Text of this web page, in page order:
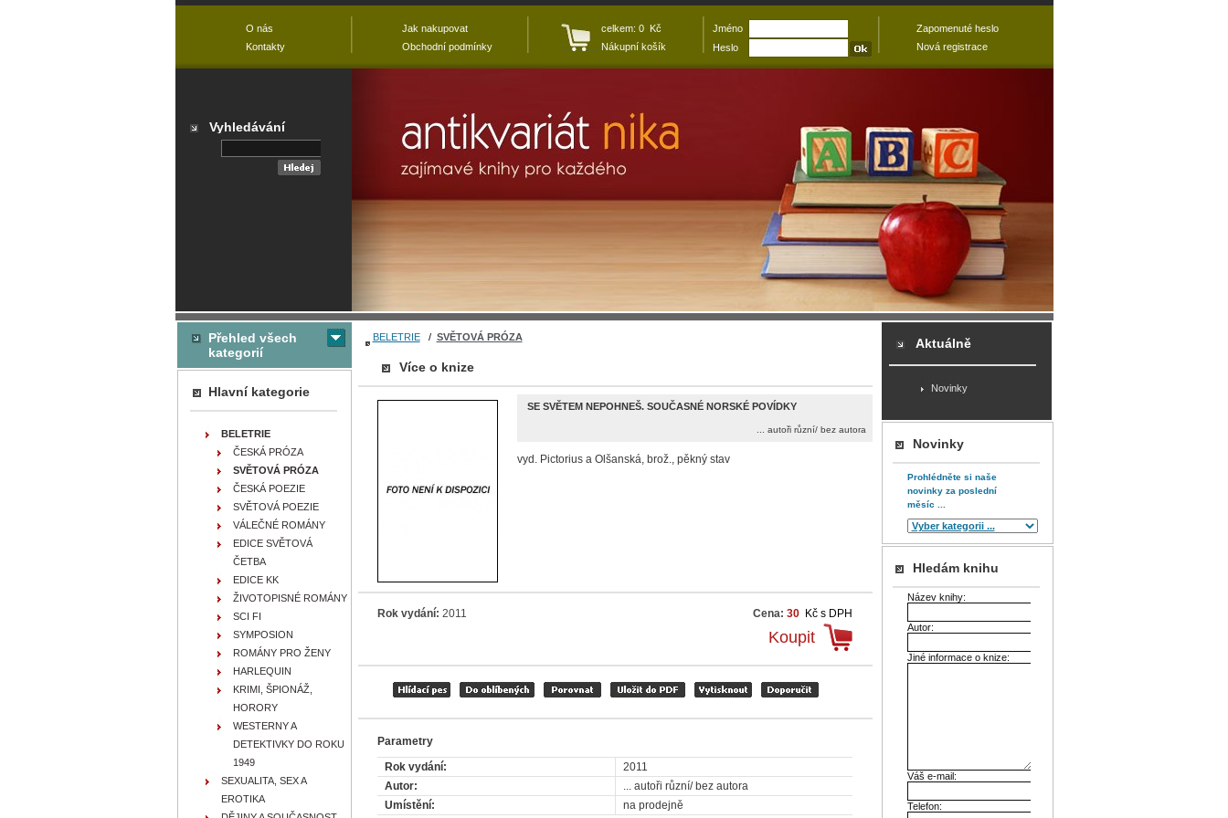
BELETRIE/ SVĚTOVÁ PRÓZA
Více o knize
SE SVĚTEM NEPOHNEŠ. SOUČASNÉ NORSKÉ POVÍDKY
... autoři různí/ bez autora
vyd. Pictorius a Olšanská, brož., pěkný stav
Rok vydání: 2011 Cena: 30 Kč s DPH
Koupit
Parametry
Rok vydání:
2011
Autor:
... autoři různí/ bez autora
Umístění:
na prodejně
Přehled všech
kategorií
Hlavní kategorie
BELETRIE
ČESKÁ PRÓZA
SVĚTOVÁ PRÓZA
ČESKÁ POEZIE
SVĚTOVÁ POEZIE
VÁLEČNÉ ROMÁNY
EDICE SVĚTOVÁ
ČETBA
EDICE KK
ŽIVOTOPISNÉ ROMÁNY
SCI FI
SYMPOSION
ROMÁNY PRO ŽENY
HARLEQUIN
KRIMI, ŠPIONÁŽ,
HORORY
WESTERNY A
DETEKTIVKY DO ROKU
1949
SEXUALITA, SEX A
EROTIKA
Aktuálně
Novinky
Novinky
Prohlédněte si naše
novinky za poslední
měsíc ...
Hledám knihu
Název knihy:
Autor:
Jiné informace o knize:
Váš e-mail:
Telefon:
O nás
Kontakty
Jak nakupovat
Obchodní podmínky
celkem: 0 Kč
Nákupní košík
Jméno
Heslo
Zapomenuté heslo
Nová registrace
Vyhledávání